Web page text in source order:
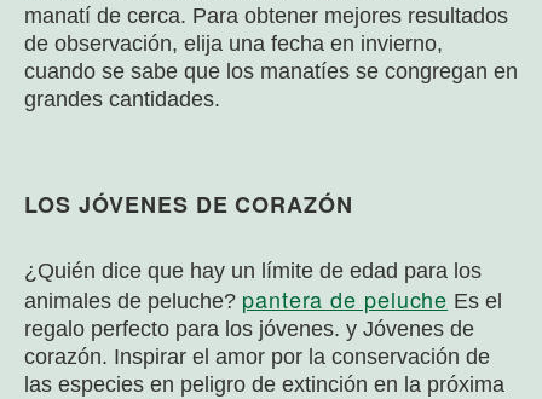
manatí de cerca. Para obtener mejores resultados
de observación, elija una fecha en invierno,
cuando se sabe que los manatíes se congregan en
grandes cantidades.
LOS JÓVENES DE CORAZÓN
¿Quién dice que hay un límite de edad para los
animales de peluche? pantera de peluche Es el
regalo perfecto para los jóvenes. y Jóvenes de
corazón. Inspirar el amor por la conservación de
las especies en peligro de extinción en la próxima